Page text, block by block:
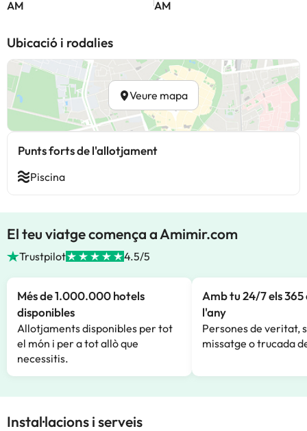
AM
AM
Ubicació i rodalies
Veure mapa
Punts forts de l'allotjament
Piscina
El teu viatge comença a Amimir.com
Trustpilot 4.5/5
Més de 1.000.000 hotels
disponibles
Allotjaments disponibles per tot
el món i per a tot allò que
necessitis.
Amb tu 24/7 els 365
l'any
Persones de veritat,
missatge o trucada
Instal·lacions i serveis